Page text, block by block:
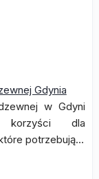
Gdynia
w Gdyni
korzyści dla
potrzebują…